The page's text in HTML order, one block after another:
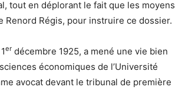
tout en déplorant le fait que les moyens
Renord Régis, pour instruire ce dossier.
er décembre 1925, a mené une vie bien
économiques de l’Université
avocat devant le tribunal de première